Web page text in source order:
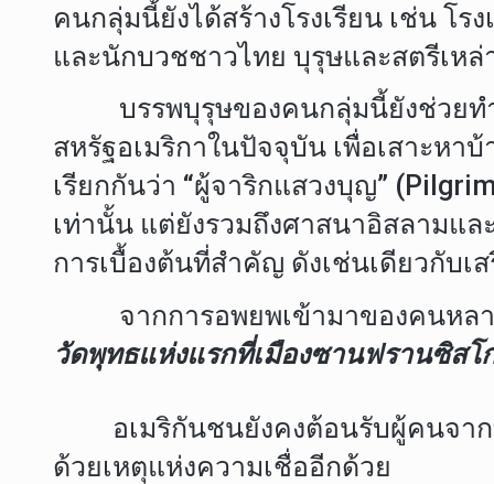
คนกลุ่มนี้ยังได้สร้างโรงเรียน เช่น โ
และนักบวชชาวไทย บุรุษและสตรีเห
บรรพบุรุษของคนกลุ่มนี้ยังช่วยทำใ
สหรัฐอเมริกาในปัจจุบัน เพื่อเสาะห
เรียกกันว่า “ผู้จาริกแสวงบุญ”
เท่านั้น แต่ยังรวมถึงศาสนาอิสลามแ
การเบื้องต้นที่สำคัญ ดังเช่นเดียวกับเ
จากการอพยพเข้ามาของคนหลาก
วัดพุทธแห่งแรกที่เมืองซานฟรานซิสโ
อเมริกันชนยังคงต้อนรับผู้คนจากทุ
ด้วยเหตุแห่งความเชื่ออีกด้วย